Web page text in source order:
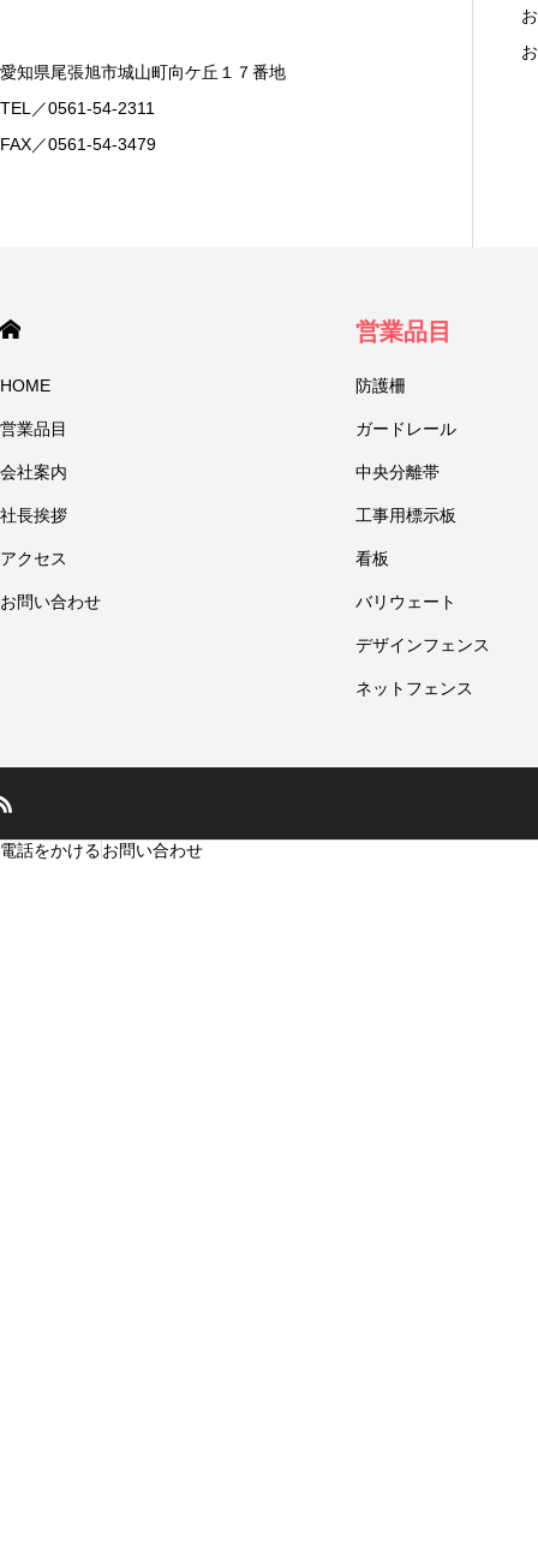
愛知県尾張旭市城山町向ケ丘１７番地
TEL／0561-54-2311
FAX／0561-54-3479
HOME
営業品目
会社案内
社長挨拶
アクセス
お問い合わせ
営業品目
防護柵
ガードレール
中央分離帯
工事用標示板
看板
バリウェート
デザインフェンス
ネットフェンス
電話をかける お問い合わせ